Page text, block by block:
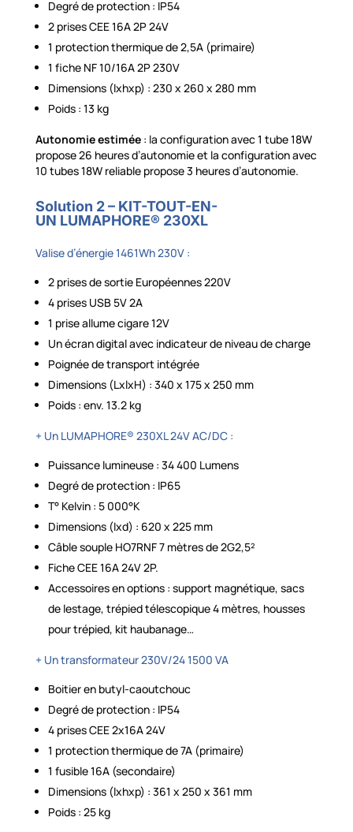
Degré de protection : IP54
2 prises CEE 16A 2P 24V
1 protection thermique de 2,5A (primaire)
1 fiche NF 10/16A 2P 230V
Dimensions (lxhxp) : 230 x 260 x 280 mm
Poids : 13 kg
Autonomie estimée: la configuration avec 1 tube 18W
propose 26 heures d’autonomie et la configuration avec
10 tubes 18W reliable propose 3 heures d’autonomie.
Solution 2 – KIT-TOUT-EN-
UN LUMAPHORE® 230XL
Valise d’énergie 1461Wh 230V :
2 prises de sortie Européennes 220V
4 prises USB 5V 2A
1 prise allume cigare 12V
Un écran digital avec indicateur de niveau de charge
Poignée de transport intégrée
Dimensions (LxlxH) : 340 x 175 x 250 mm
Poids : env. 13.2 kg
+ Un LUMAPHORE® 230XL 24V AC/DC :
Puissance lumineuse : 34 400 Lumens
Degré de protection : IP65
T° Kelvin : 5 000°K
Dimensions (lxd) : 620 x 225 mm
Câble souple HO7RNF 7 mètres de 2G2,5²
Fiche CEE 16A 24V 2P.
Accessoires en options : support magnétique, sacs
de lestage, trépied télescopique 4 mètres, housses
pour trépied, kit haubanage…
+ Un transformateur 230V/24 1500 VA
Boitier en butyl-caoutchouc
Degré de protection : IP54
4 prises CEE 2x16A 24V
1 protection thermique de 7A (primaire)
1 fusible 16A (secondaire)
Dimensions (lxhxp) : 361 x 250 x 361 mm
Poids : 25 kg